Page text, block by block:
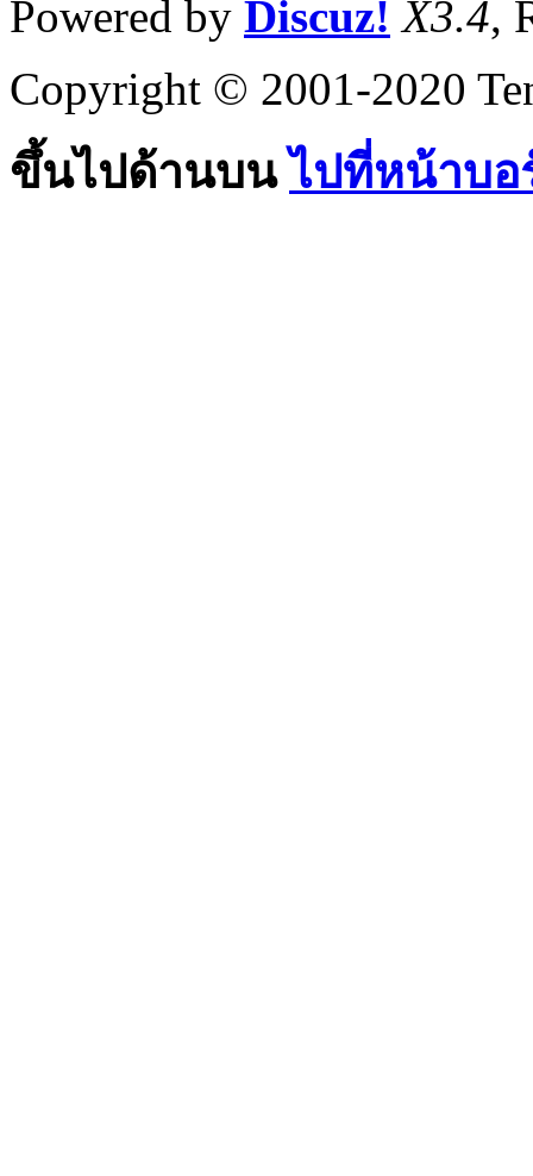
Powered by Discuz! X3.4,
Copyright © 2001-2020
ขึ้นไปด้านบน ไปที่หน้าบอ